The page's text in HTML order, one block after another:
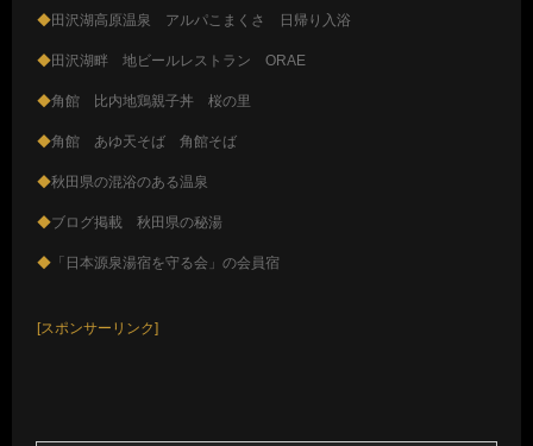
◆田沢湖高原温泉 アルパこまくさ 日帰り入浴
◆田沢湖畔 地ビールレストラン ORAE
◆角館 比内地鶏親子丼 桜の里
◆角館 あゆ天そば 角館そば
◆秋田県の混浴のある温泉
◆ブログ掲載 秋田県の秘湯
◆ 「日本源泉湯宿を守る会」の会員宿
[スポンサーリンク]